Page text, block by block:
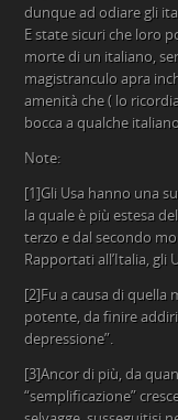
dunque ad odiare gli
E state sicuri che loro
morte di un italiano,
magistranculo apra
amenità che ( lo
bocca a qualche
Note:
[1]Gli Usa hanno una
la quale è più estesa
terzo e dal secondo
Rapportati all’Italia, gli
[2]Fu a causa di
potente, da finire
depressione”.
[3]Ancor di più, da
“semplificazione”